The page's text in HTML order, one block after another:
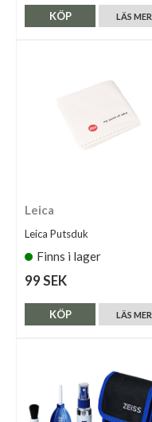
LÄS MER
KÖP
Leica
Leica Putsduk
Finns i lager
99 SEK
LÄS MER
KÖP